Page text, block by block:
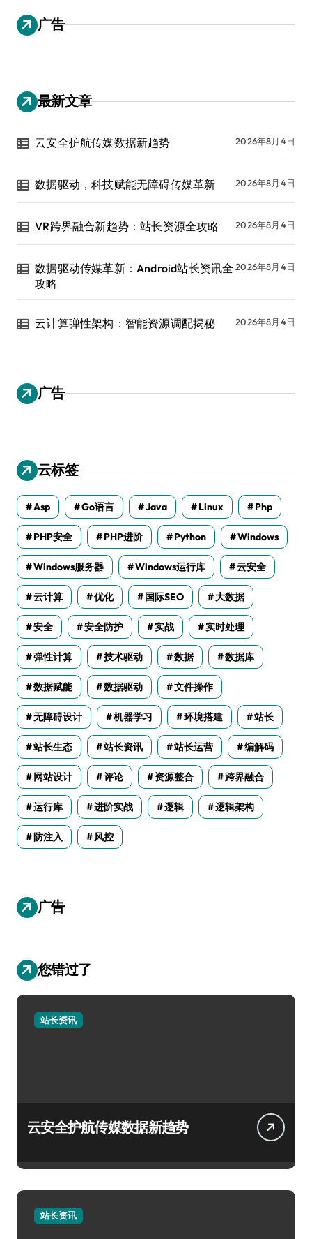
广告
最新文章
云安全护航传媒数据新趋势 2026年8月4日
数据驱动，科技赋能无障碍传媒革新 2026年8月4日
VR跨界融合新趋势：站长资源全攻略 2026年8月4日
数据驱动传媒革新：Android站长资讯全
攻略
2026年8月4日
云计算弹性架构：智能资源调配揭秘 2026年8月4日
广告
云标签
Asp Go语言 Java Linux Php
PHP安全 PHP进阶 Python Windows
Windows服务器 Windows运行库 云安全
云计算 优化 国际SEO 大数据
安全 安全防护 实战 实时处理
弹性计算 技术驱动 数据 数据库
数据赋能 数据驱动 文件操作
无障碍设计 机器学习 环境搭建 站长
站长生态 站长资讯 站长运营 编解码
网站设计 评论 资源整合 跨界融合
运行库 进阶实战 逻辑 逻辑架构
防注入 风控
广告
您错过了
站长资讯
云安全护航传媒数据新趋势
站长资讯